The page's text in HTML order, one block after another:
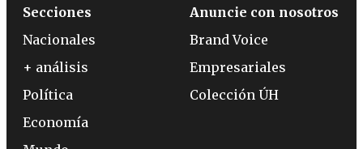
Secciones
Nacionales
+ análisis
Política
Economía
Anuncie con nosotros
Brand Voice
Empresariales
Colección ÚH